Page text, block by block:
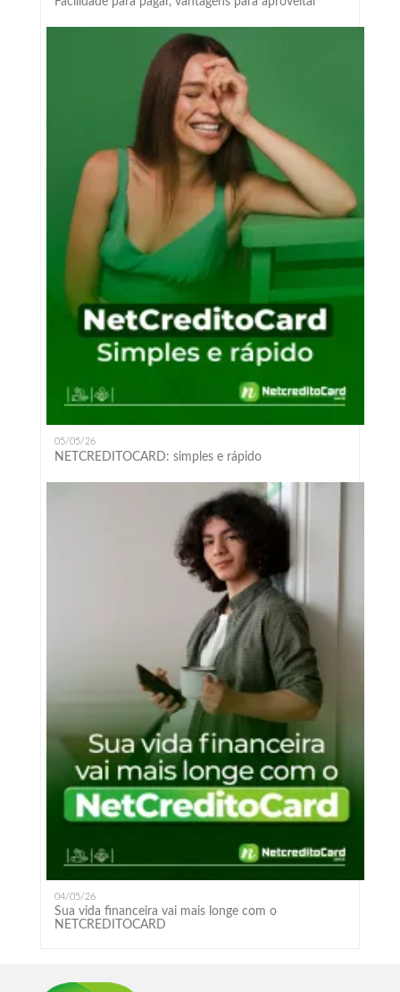
05/05/26
NETCREDITOCARD: simples e rápido
04/05/26
Sua vida financeira vai mais longe com o
NETCREDITOCARD